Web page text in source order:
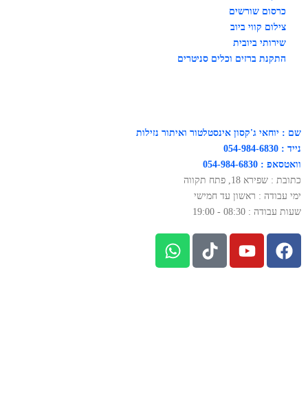
כרסום שורשים
צילום קווי ביוב
שירותי ביובית
התקנת ברזים וכלים סניטרים
שם : יוחאי ג'קסון אינסטלטור ואיתור נזילות
נייד : 054-984-6830
וואטסאפ : 054-984-6830
כתובת : שפירא 18, פתח תקווה
ימי עבודה : ראשון עד חמישי
שעות עבודה : 08:30 - 19:00